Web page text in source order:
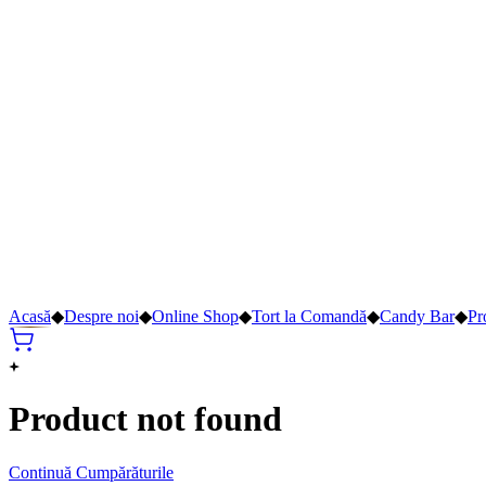
Acasă◆Despre noi◆Online Shop◆Tort la Comandă◆Candy Bar◆
Product not found
Continuă Cumpărăturile